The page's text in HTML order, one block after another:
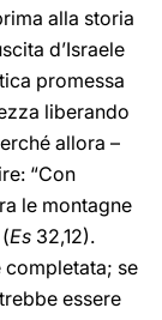
alla storia
d’Israele
promessa
liberando
allora –
“Con
le montagne
Es 32,12).
completata; se
essere